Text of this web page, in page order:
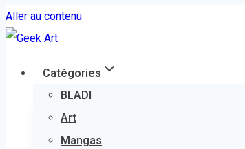
Aller au contenu
Catégories
BLADI
Art
Mangas